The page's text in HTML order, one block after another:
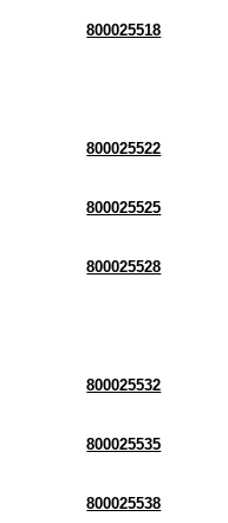
800025518
800025522
800025525
800025528
800025532
800025535
800025538